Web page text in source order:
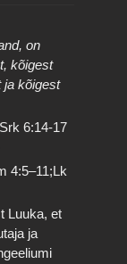
on
kõigest
ja kõigest
6:14-17
4:5–11;Lk
Luuka, et
ja